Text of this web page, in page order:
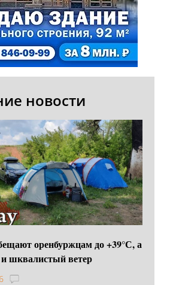
новости
оренбуржцам до +39°С, а
и шквалистый ветер